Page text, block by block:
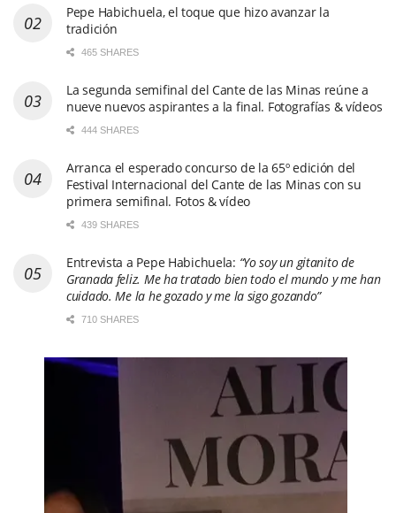
Pepe Habichuela, el toque que hizo avanzar la
tradición
465 SHARES
La segunda semifinal del Cante de las Minas reúne a
nueve nuevos aspirantes a la final. Fotografías & vídeos
444 SHARES
Arranca el esperado concurso de la 65º edición del
Festival Internacional del Cante de las Minas con su
primera semifinal. Fotos & vídeo
439 SHARES
Entrevista a Pepe Habichuela: “Yo soy un gitanito de
Granada feliz. Me ha tratado bien todo el mundo y me han
cuidado. Me la he gozado y me la sigo gozando”
710 SHARES